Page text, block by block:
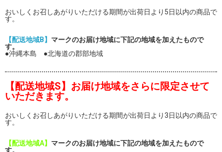
おいしくお召しあがりいただける期間が出荷日より5日以内の商品で
す。
【配送地域B】 マークのお届け地域に下記の地域を加えたもので
す。
●沖縄本島 ●北海道の郡部地域
【配送地域S】お届け地域をさらに限定させて
いただきます。
おいしくお召しあがりいただける期間が出荷日より3日以内の商品で
す。
【配送地域A】 マークのお届け地域に下記の地域を加えたもので
す。